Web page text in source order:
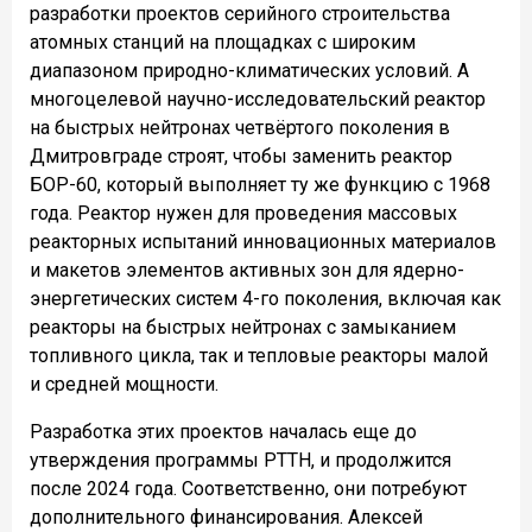
разработки проектов серийного строительства
атомных станций на площадках с широким
диапазоном природно-климатических условий. А
многоцелевой научно-исследовательский реактор
на быстрых нейтронах четвёртого поколения в
Дмитровграде строят, чтобы заменить реактор
БОР-60, который выполняет ту же функцию с 1968
года. Реактор нужен для проведения массовых
реакторных испытаний инновационных материалов
и макетов элементов активных зон для ядерно-
энергетических систем 4-го поколения, включая как
реакторы на быстрых нейтронах с замыканием
топливного цикла, так и тепловые реакторы малой
и средней мощности.
Разработка этих проектов началась еще до
утверждения программы РТТН, и продолжится
после 2024 года. Соответственно, они потребуют
дополнительного финансирования. Алексей